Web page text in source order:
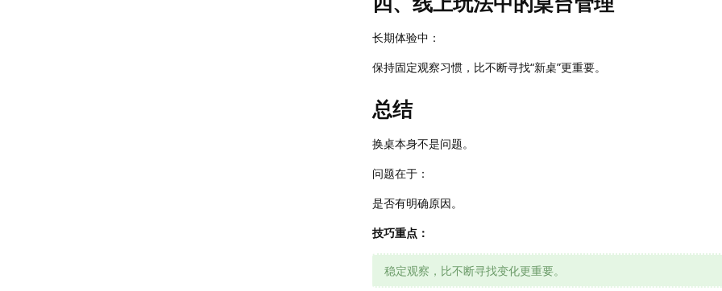
长期体验中：
保持固定观察习惯，比不断寻找“新桌”更重要。
总结
换桌本身不是问题。
问题在于：
是否有明确原因。
技巧重点：
稳定观察，比不断寻找变化更重要。